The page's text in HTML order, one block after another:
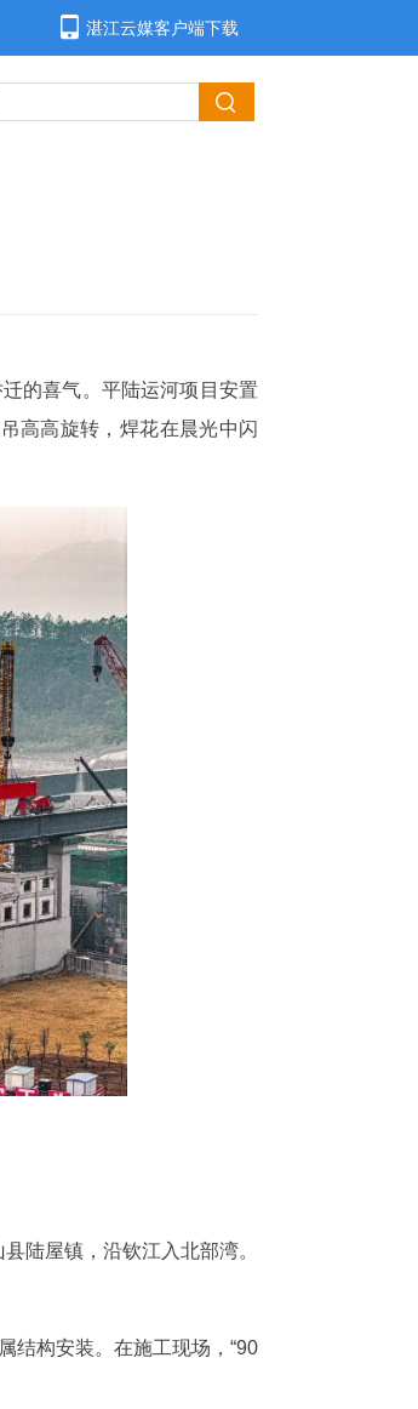
湛江云媒客户端下载
的喜气。平陆运河项目安置
高高旋转，焊花在晨光中闪
陆屋镇，沿钦江入北部湾。
结构安装。在施工现场，“90